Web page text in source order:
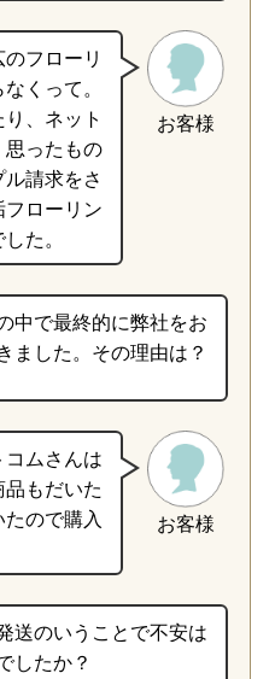
お客様
フローリ
くって。
、ネット
ったもの
請求をさ
ローリン
た。
中で最終的に弊社をお
ました。その理由は？
お客様
ムさんは
もだいた
ので購入
送のいうことで不安は
したか？